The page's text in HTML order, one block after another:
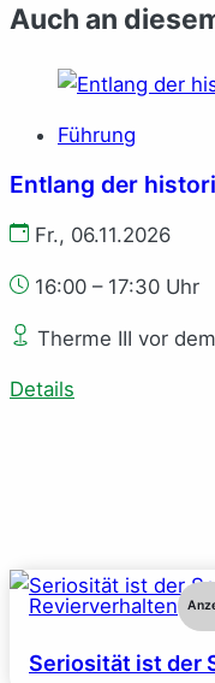
Auch an
Führung
Entlang der
Fr., 06.11.2026
16:00 – 17:30 Uhr
Therme III vor
Details
Revierverhalten
Seriosität ist der